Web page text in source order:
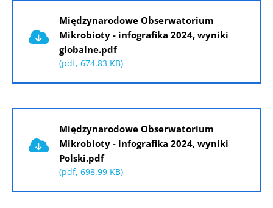
Międzynarodowe Obserwatorium
Mikrobioty - infografika 2024, wyniki
globalne.pdf
(pdf, 674.83 KB)
Międzynarodowe Obserwatorium
Mikrobioty - infografika 2024, wyniki
Polski.pdf
(pdf, 698.99 KB)